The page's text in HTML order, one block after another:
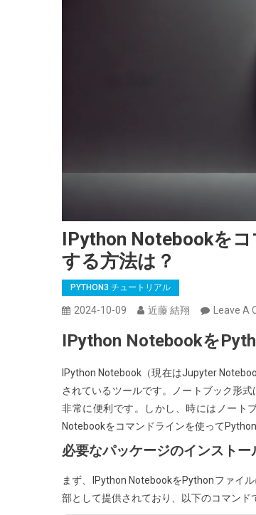
IPython Notebookを
する方法は？
PYTHON3 チュートリアル
2024-10-09 近藤 結翔 Leave A
IPython Notebookを
IPython Notebook（現在はJupyter
されているツールです。ノートブック形
非常に便利です。しかし、時にはノート
Notebookをコマンドラインを使って
必要なパッケージのインストー
まず、IPython NotebookをPythonファイ
部として提供されており、以下のコマンド